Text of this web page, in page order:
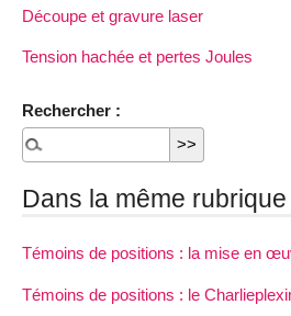
Découpe et gravure laser
Tension hachée et pertes Joules
Rechercher :
Dans la même rubrique
Témoins de positions : la mise en
Témoins de positions : le